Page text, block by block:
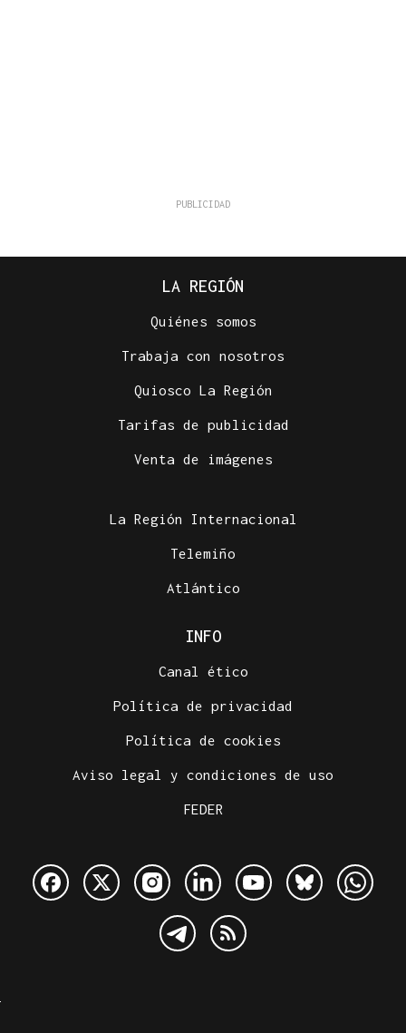
LA REGIÓN
Quiénes somos
Trabaja con nosotros
Quiosco La Región
Tarifas de publicidad
Venta de imágenes
La Región Internacional
Telemiño
Atlántico
INFO
Canal ético
Política de privacidad
Política de cookies
Aviso legal y condiciones de uso
FEDER